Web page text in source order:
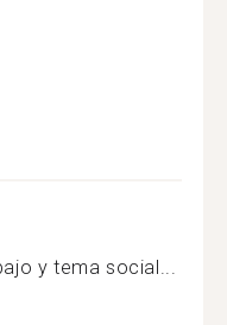
y tema social...